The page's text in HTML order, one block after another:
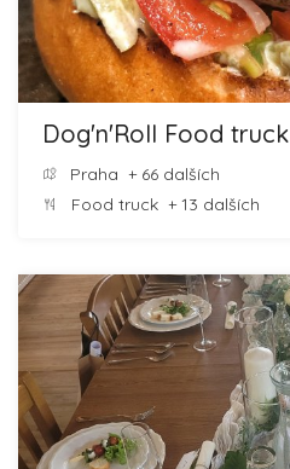
Dog'n'Roll Food truck
Praha + 66 dalších
Food truck + 13 dalších